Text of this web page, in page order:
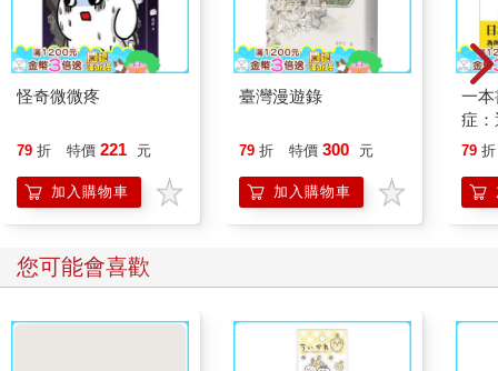
怪奇微微疼
79 折 特價 221 元
加入購物車
臺灣漫遊錄
79 折 特價 300 元
加入購物車
一
症
開
的
79 折
您可能會喜歡